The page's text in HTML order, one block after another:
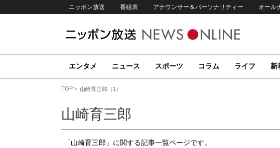
ニッポン放送 番組表 アナウンサー＆パーソナリティー オール
エンタメ ニュース スポーツ コラム ライフ 新
TOP 山崎育三郎（1）
山崎育三郎
「山崎育三郎」に関する記事一覧ページです。